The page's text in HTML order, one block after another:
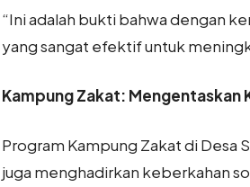
“Ini adalah bukti bahwa dengan
yang sangat efektif untuk
Kampung Zakat: Mengentaskan
Program Kampung Zakat di
juga menghadirkan keberkahan